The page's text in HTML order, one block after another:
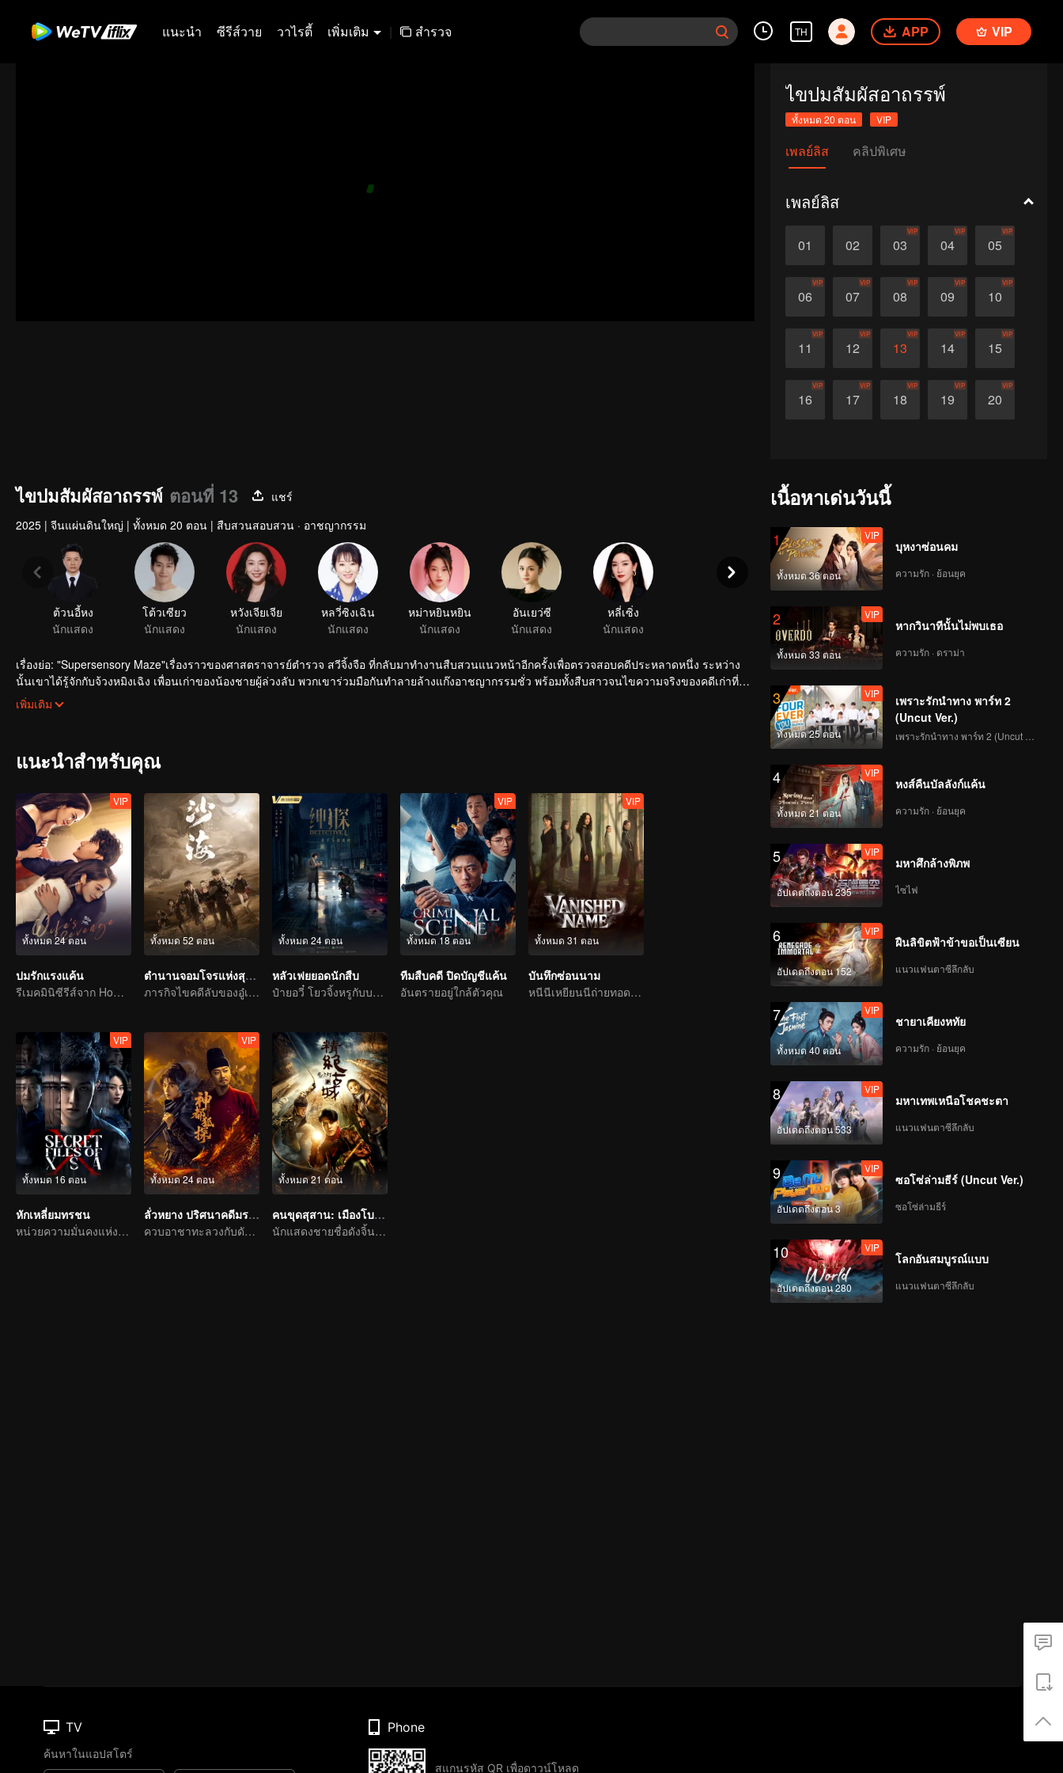
แนะนำ ซีรีส์วาย วาไรตี้ เพิ่มเติม | สำรวจ TH APP VIP
ไขปมสัมผัสอาถรรพ์
ทั้งหมด 20 ตอน VIP
เพลย์ลิส คลิปพิเศษ
เพลย์ลิส
01 02 03
VIP
04
VIP
05
VIP
06
VIP
07
VIP
08
VIP
09
VIP
10
VIP
11
VIP
12
VIP
13
VIP
14
VIP
15
VIP
16
VIP
17
VIP
18
VIP
19
VIP
20
VIP
ไขปมสัมผัสอาถรรพ์ ตอนที่ 13
แชร์
2025 | จีนแผ่นดินใหญ่ | ทั้งหมด 20 ตอน | สืบสวนสอบสวน · อาชญากรรม
ต้วนอี้หง
นักแสดง
โต้วเซียว
นักแสดง
หวังเจียเจีย
นักแสดง
หลวี่ซิงเฉิน
นักแสดง
หม่าหยินหยิน
นักแสดง
อันเยว่ซี
นักแสดง
หลี่เซิ่ง
นักแสดง
เรื่องย่อ: "Supersensory Maze"เรื่องราวของศาสตราจารย์ตำรวจ สวีจิ้งจือ ที่กลับมาทำงานสืบสวนแนวหน้าอีกครั้งเพื่อตรวจสอบคดีประหลาดหนึ่ง ระหว่าง
นั้นเขาได้รู้จักกับจ้วงหมิงเฉิง เพื่อนเก่าของน้องชายผู้ล่วงลับ พวกเขาร่วมมือกันทำลายล้างแก๊งอาชญากรรมชั่ว พร้อมทั้งสืบสาวจนไขความจริงของคดีเก่าที่
ค้างคาได้สำเร็จ
เพิ่มเติม
แนะนำสำหรับคุณ
ทั้งหมด 24 ตอน
VIP
ปมรักแรงแค้น
รีเมคมินิซีรีส์จาก Home Temptation
ทั้งหมด 52 ตอน
ตำนานจอมโจรแห่งสุสานทะเลทราย
ภารกิจไขคดีลับของอู๋เหล่ยฉินห้าว
ทั้งหมด 24 ตอน
หลัวเฟยยอดนักสืบ
ป๋ายอวี๋ โยวจิ้งหรูกับบทบาทนักสืบแห่งประชาชาติ
ทั้งหมด 18 ตอน
VIP
ทีมสืบคดี ปิดบัญชีแค้น
อันตรายอยู่ใกล้ตัวคุณ
ทั้งหมด 31 ตอน
VIP
บันทึกซ่อนนาม
หนีนีเหยียนนีถ่ายทอดซีรีส์แนวสืบสวนของผู้หญิง
ทั้งหมด 16 ตอน
VIP
หักเหลี่ยมทรชน
หน่วยความมั่นคงแห่งชาติสลายแผนชั่วของหน่วยสอดแนม
ทั้งหมด 24 ตอน
VIP
ลั่วหยาง ปริศนาคดีมรณะ
ควบอาชาทะลวงกับดัก สืบคดีปริศนาแห่งนครเทพ
ทั้งหมด 21 ตอน
คนขุดสุสาน: เมืองโบราณกลางทะเลทราย
นักแสดงชายชื่อดังจิ้นตง กับนักแสดงหญิงดาวรุ่งของไต้หวันเฉิน เฉียว เอิน เริ่มการผจญภัยในสุสานฝังศพ
เนื้อหาเด่นวันนี้
1
ทั้งหมด 36 ตอน
VIP
บุหงาซ่อนคม
ความรัก · ย้อนยุค
2
ทั้งหมด 33 ตอน
VIP
หากวินาทีนั้นไม่พบเธอ
ความรัก · ดราม่า
3
ทั้งหมด 25 ตอน
VIP
เพราะรักนำทาง พาร์ท 2
(Uncut Ver.)
4
ทั้งหมด 21 ตอน
VIP
หงส์คืนบัลลังก์แค้น
ความรัก · ย้อนยุค
5
อัปเดตถึงตอน 235
VIP
มหาศึกล้างพิภพ
ไซไฟ
6
อัปเดตถึงตอน 152
VIP
ฝืนลิขิตฟ้าข้าขอเป็นเซียน
แนวแฟนตาซีลึกลับ
7
ทั้งหมด 40 ตอน
VIP
ชายาเคียงหทัย
ความรัก · ย้อนยุค
8
อัปเดตถึงตอน 533
VIP
มหาเทพเหนือโชคชะตา
แนวแฟนตาซีลึกลับ
9
อัปเดตถึงตอน 3
VIP
ซอโซ่ล่ามธีร์ (Uncut Ver.)
ซอโซ่ล่ามธีร์
10
อัปเดตถึงตอน 280
VIP
โลกอันสมบูรณ์แบบ
แนวแฟนตาซีลึกลับ
TV
ค้นหาในแอปสโตร์
Phone
สแกนรหัส QR เพื่อดาวน์โหลด